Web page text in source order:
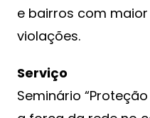
e bairros com
violações.
Serviço
Seminário